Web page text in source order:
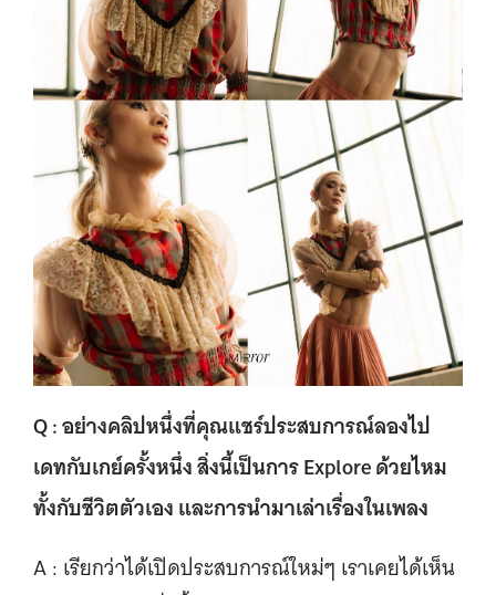
Q : อย่างคลิปหนึ่งที่คุณแชร์ประสบการณ์ลองไป
เดทกับเกย์ครั้งหนึ่ง สิ่งนี้เป็นการ Explore ด้วยไหม
ทั้งกับชีวิตตัวเอง และการนำมาเล่าเรื่องในเพลง
A : เรียกว่าได้เปิดประสบการณ์ใหม่ๆ เราเคยได้เห็น